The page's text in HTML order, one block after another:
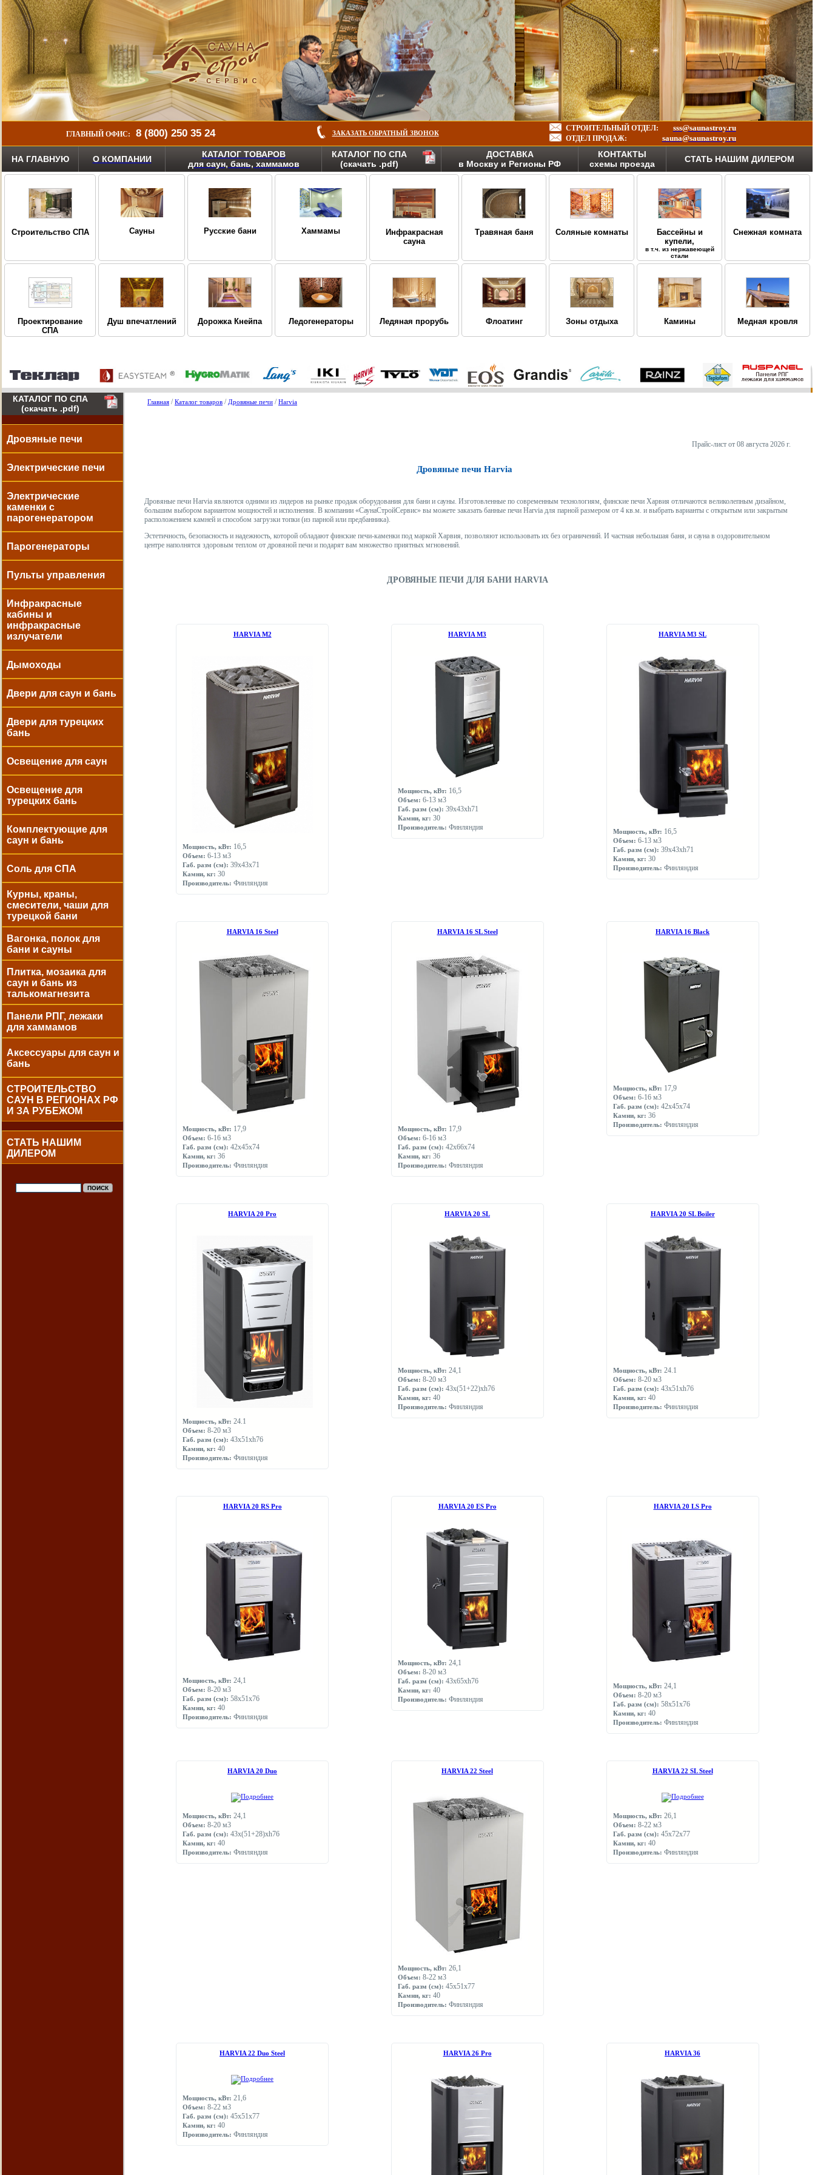
ГЛАВНЫЙ ОФИС: 8 (800) 250 35 24 ЗАКАЗАТЬ ОБРАТНЫЙ ЗВОНОК
СТРОИТЕЛЬНЫЙ ОТДЕЛ: sss@saunastroy.ru
ОТДЕЛ ПРОДАЖ: sauna@saunastroy.ru
НА ГЛАВНУЮ О КОМПАНИИ
КАТАЛОГ ТОВАРОВ
для саун, бань, хаммамов
КАТАЛОГ ПО СПА
(скачать .pdf)
ДОСТАВКА
в Москву и Регионы РФ
КОНТАКТЫ
схемы проезда
СТАТЬ НАШИМ ДИЛЕРОМ
Строительство СПА Сауны Русские бани Хаммамы
Инфракрасная
сауна
Травяная баня Соляные комнаты
Бассейны и
купели,
в т.ч. из нержавеющей
стали
Снежная комната
Проектирование
СПА
Душ впечатлений Дорожка Кнейпа Ледогенераторы Ледяная прорубь Флоатинг Зоны отдыха Камины Медная кровля
КАТАЛОГ ПО СПА
(скачать .pdf)
Дровяные печи
Электрические печи
Электрические
каменки с
парогенератором
Парогенераторы
Пульты управления
Инфракрасные
кабины и
инфракрасные
излучатели
Дымоходы
Двери для саун и бань
Двери для турецких
бань
Освещение для саун
Освещение для
турецких бань
Комплектующие для
саун и бань
Соль для СПА
Курны, краны,
смесители, чаши для
турецкой бани
Вагонка, полок для
бани и сауны
Плитка, мозаика для
саун и бань из
талькомагнезита
Панели РПГ, лежаки
для хаммамов
Аксессуары для саун и
бань
СТРОИТЕЛЬСТВО
САУН В РЕГИОНАХ РФ
И ЗА РУБЕЖОМ
СТАТЬ НАШИМ
ДИЛЕРОМ
Главная /Каталог товаров / Дровяные печи /Harvia
Прайс-лист от 08 августа 2026 г.
Дровяные печи Harvia
Дровяные печи Harvia являются одними из лидеров на рынке продаж оборудования для бани и сауны. Изготовленные по современным технологиям, финские печи Харвия отличаются великолепным дизайном,
большим выбором вариантом мощностей и исполнения. В компании «СаунаСтройСервис» вы можете заказать банные печи Harvia для парной размером от 4 кв.м. и выбрать варианты с открытым или закрытым
расположением камней и способом загрузки топки (из парной или предбанника).
Эстетичность, безопасность и надежность, которой обладают финские печи-каменки под маркой Харвия, позволяют использовать их без ограничений. И частная небольшая баня, и сауна в оздоровительном
центре наполнятся здоровым теплом от дровяной печи и подарят вам множество приятных мгновений.
ДРОВЯНЫЕ ПЕЧИ ДЛЯ БАНИ HARVIA
НARVIA М2
Мощность, кВт: 16,5
Объем: 6-13 м3
Габ. разм (см): 39х43х71
Камни, кг: 30
Производитель: Финляндия
НARVIA М3
Мощность, кВт: 16,5
Объем: 6-13 м3
Габ. разм (см): 39х43хh71
Камни, кг: 30
Производитель: Финляндия
НARVIA М3 SL
Мощность, кВт: 16,5
Объем: 6-13 м3
Габ. разм (см): 39х43хh71
Камни, кг: 30
Производитель: Финляндия
НARVIA 16 Steel
Мощность, кВт: 17,9
Объем: 6-16 м3
Габ. разм (см): 42х45х74
Камни, кг: 36
Производитель: Финляндия
НARVIA 16 SL Steel
Мощность, кВт: 17,9
Объем: 6-16 м3
Габ. разм (см): 42x66x74
Камни, кг: 36
Производитель: Финляндия
HARVIA 16 Black
Мощность, кВт: 17,9
Объем: 6-16 м3
Габ. разм (см): 42х45х74
Камни, кг: 36
Производитель: Финляндия
НARVIA 20 Pro
Мощность, кВт: 24.1
Объем: 8-20 м3
Габ. разм (см): 43х51хh76
Камни, кг: 40
Производитель: Финляндия
НARVIA 20 SL
Мощность, кВт: 24,1
Объем: 8-20 м3
Габ. разм (см): 43х(51+22)хh76
Камни, кг: 40
Производитель: Финляндия
НARVIA 20 SL Boiler
Мощность, кВт: 24.1
Объем: 8-20 м3
Габ. разм (см): 43х51хh76
Камни, кг: 40
Производитель: Финляндия
НARVIA 20 RS Pro
Мощность, кВт: 24,1
Объем: 8-20 м3
Габ. разм (см): 58х51х76
Камни, кг: 40
Производитель: Финляндия
НARVIA 20 ES Pro
Мощность, кВт: 24,1
Объем: 8-20 м3
Габ. разм (см): 43х65хh76
Камни, кг: 40
Производитель: Финляндия
НARVIA 20 LS Pro
Мощность, кВт: 24,1
Объем: 8-20 м3
Габ. разм (см): 58х51х76
Камни, кг: 40
Производитель: Финляндия
НARVIA 20 Duo
Мощность, кВт: 24,1
Объем: 8-20 м3
Габ. разм (см): 43х(51+28)хh76
Камни, кг: 40
Производитель: Финляндия
НARVIA 22 Steel
Мощность, кВт: 26,1
Объем: 8-22 м3
Габ. разм (см): 45х51х77
Камни, кг: 40
Производитель: Финляндия
НARVIA 22 SL Steel
Мощность, кВт: 26,1
Объем: 8-22 м3
Габ. разм (см): 45x72x77
Камни, кг: 40
Производитель: Финляндия
НARVIA 22 Duo Steel
Мощность, кВт: 21,6
Объем: 8-22 м3
Габ. разм (см): 45х51х77
Камни, кг: 40
Производитель: Финляндия
НARVIA 26 Pro НARVIA 36